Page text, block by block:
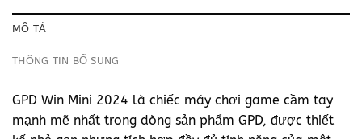
MÔ TẢ
THÔNG TIN BỔ SUNG
GPD Win Mini 2024 là chiếc máy chơi game cầm tay
mạnh mẽ nhất trong dòng sản phẩm GPD, được thiết